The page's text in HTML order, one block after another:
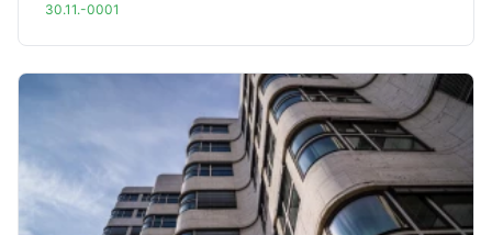
30.11.-0001